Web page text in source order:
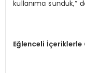
kullanıma sunduk,”
Eğlenceli